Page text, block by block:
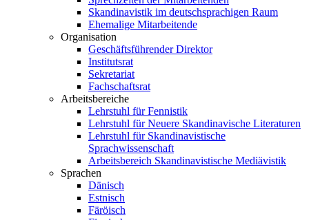
Skandinavistik im deutschsprachigen Raum
Ehemalige Mitarbeitende
Organisation
Geschäftsführender Direktor
Institutsrat
Sekretariat
Fachschaftsrat
Arbeitsbereiche
Lehrstuhl für Fennistik
Lehrstuhl für Neuere Skandinavische Literaturen
Lehrstuhl für Skandinavistische
Sprachwissenschaft
Arbeitsbereich Skandinavistische Mediävistik
Sprachen
Dänisch
Estnisch
Färöisch